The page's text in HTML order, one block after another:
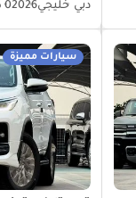
دبي خليجي20260 كيلومتر
سيارات مميزة